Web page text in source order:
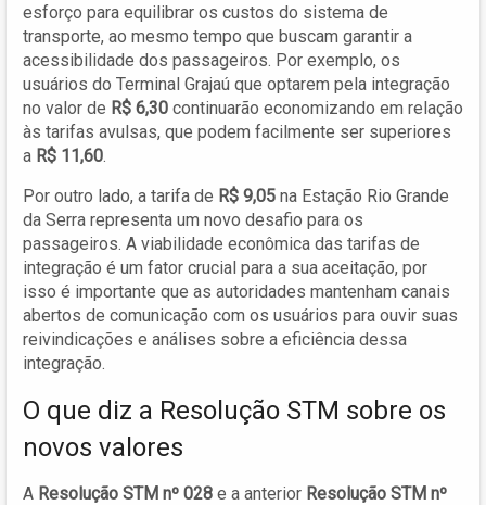
esforço para equilibrar os custos do sistema de
transporte, ao mesmo tempo que buscam garantir a
acessibilidade dos passageiros. Por exemplo, os
usuários do Terminal Grajaú que optarem pela integração
no valor de R$ 6,30 continuarão economizando em relação
às tarifas avulsas, que podem facilmente ser superiores
a R$ 11,60.
Por outro lado, a tarifa de R$ 9,05 na Estação Rio Grande
da Serra representa um novo desafio para os
passageiros. A viabilidade econômica das tarifas de
integração é um fator crucial para a sua aceitação, por
isso é importante que as autoridades mantenham canais
abertos de comunicação com os usuários para ouvir suas
reivindicações e análises sobre a eficiência dessa
integração.
O que diz a Resolução STM sobre os
novos valores
A Resolução STM nº 028 e a anterior Resolução STM nº